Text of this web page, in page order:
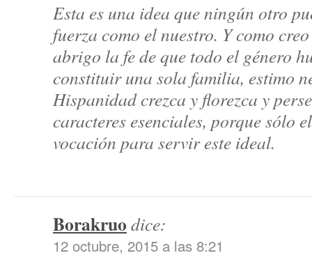
Esta es una idea que ningún otro
fuerza como el nuestro. Y como
abrigo la fe de que todo el género
constituir una sola familia, estimo
Hispanidad crezca y florezca y
caracteres esenciales, porque sólo
vocación para servir este ideal.
Borakruo dice:
12 octubre, 2015 a las 8:21